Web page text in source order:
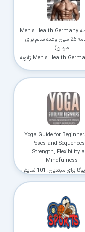
دانلود مجله Men's Health Germany
(ویژه نامه 26 میان وعده سالم برای
مردان)
مجله Men's Health Germany ژانویه
Yoga Guide for
Poses and
Strength, Flexibility
Mindfulness
راهنمای یوگا برای مبتدیان: 101 نمایش
🗄️ دسترسی به آرشیو کامل نسخه‌ها
کن